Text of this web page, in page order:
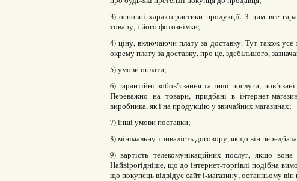
3) основні характеристики продукції. З цим все
товару, і його фотознімки;
4) ціну, включаючи плату за доставку. Тут також усе
окрему плату за доставку, про це, здебільшого,
5) умови оплати;
6) гарантійні зобов’язання та інші послуги,
Переважно на товари, придбані в інтернет-
виробника, як і на продукцію у звичайних магазинах;
7) інші умови поставки;
8) мінімальну тривалість договору, якщо він
9) вартість телекомунікаційних послуг, якщо вона
Найвірогідніше, що до інтернет-торгівлі подібна
що покупець відвідує сайт і-магазину, останньому він